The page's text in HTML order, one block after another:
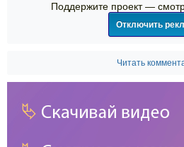
Поддержите проект —
Отключить
Читать